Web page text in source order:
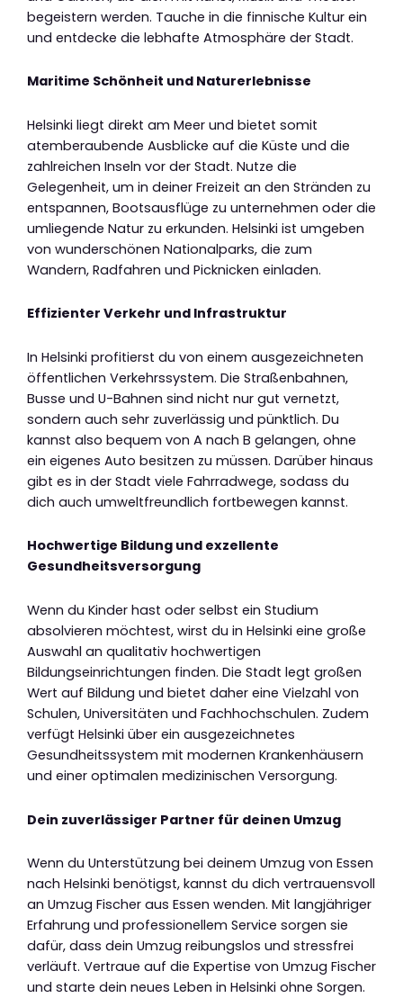
begeistern werden. Tauche in die finnische Kultur ein
und entdecke die lebhafte Atmosphäre der Stadt.
Maritime Schönheit und Naturerlebnisse
Helsinki liegt direkt am Meer und bietet somit
atemberaubende Ausblicke auf die Küste und die
zahlreichen Inseln vor der Stadt. Nutze die
Gelegenheit, um in deiner Freizeit an den Stränden zu
entspannen, Bootsausflüge zu unternehmen oder die
umliegende Natur zu erkunden. Helsinki ist umgeben
von wunderschönen Nationalparks, die zum
Wandern, Radfahren und Picknicken einladen.
Effizienter Verkehr und Infrastruktur
In Helsinki profitierst du von einem ausgezeichneten
öffentlichen Verkehrssystem. Die Straßenbahnen,
Busse und U-Bahnen sind nicht nur gut vernetzt,
sondern auch sehr zuverlässig und pünktlich. Du
kannst also bequem von A nach B gelangen, ohne
ein eigenes Auto besitzen zu müssen. Darüber hinaus
gibt es in der Stadt viele Fahrradwege, sodass du
dich auch umweltfreundlich fortbewegen kannst.
Hochwertige Bildung und exzellente
Gesundheitsversorgung
Wenn du Kinder hast oder selbst ein Studium
absolvieren möchtest, wirst du in Helsinki eine große
Auswahl an qualitativ hochwertigen
Bildungseinrichtungen finden. Die Stadt legt großen
Wert auf Bildung und bietet daher eine Vielzahl von
Schulen, Universitäten und Fachhochschulen. Zudem
verfügt Helsinki über ein ausgezeichnetes
Gesundheitssystem mit modernen Krankenhäusern
und einer optimalen medizinischen Versorgung.
Dein zuverlässiger Partner für deinen Umzug
Wenn du Unterstützung bei deinem Umzug von Essen
nach Helsinki benötigst, kannst du dich vertrauensvoll
an Umzug Fischer aus Essen wenden. Mit langjähriger
Erfahrung und professionellem Service sorgen sie
dafür, dass dein Umzug reibungslos und stressfrei
verläuft. Vertraue auf die Expertise von Umzug Fischer
und starte dein neues Leben in Helsinki ohne Sorgen.